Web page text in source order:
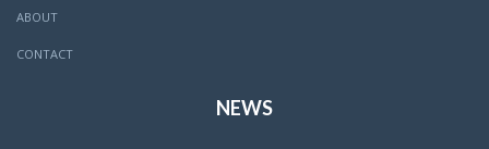
ABOUT
CONTACT
NEWS